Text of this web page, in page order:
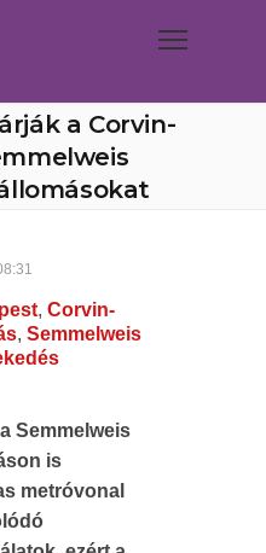
a Corvin-
, Corvin-
, Semmelweis
Semmelweis
is
metróvonal